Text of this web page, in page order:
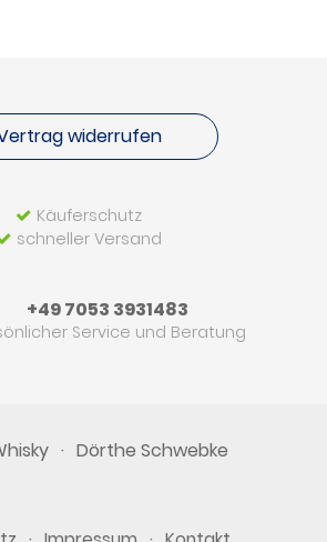
widerrufen
Käuferschutz
schneller Versand
+49 7053 3931483
Service und Beratung
· Dörthe Schwebke